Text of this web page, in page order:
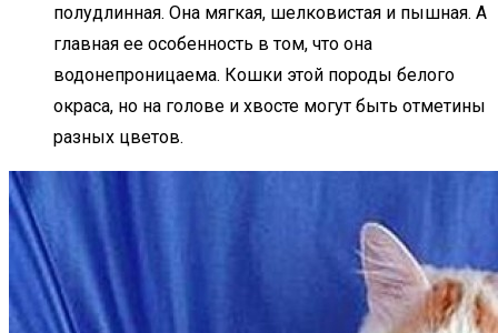
полудлинная. Она мягкая, шелковистая и пышная. А
главная ее особенность в том, что она
водонепроницаема. Кошки этой породы белого
окраса, но на голове и хвосте могут быть отметины
разных цветов.